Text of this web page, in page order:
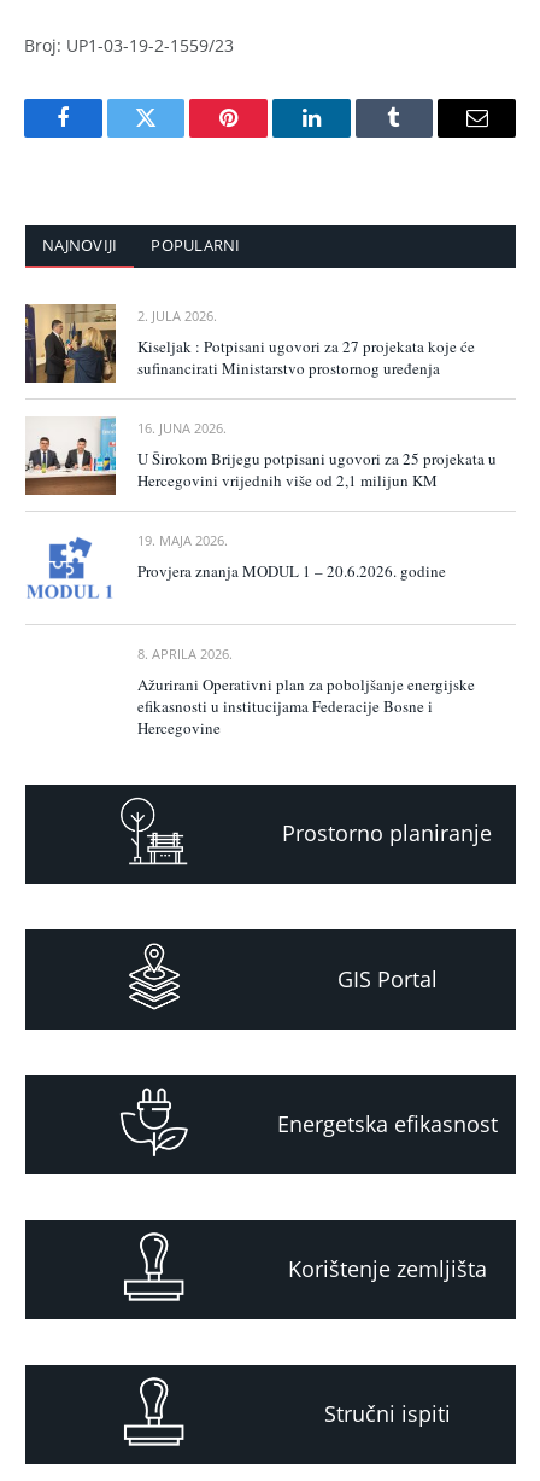
Broj: UP1-03-19-2-1559/23
FacebookTwitter Pinterest LinkedInTumblr Email
NAJNOVIJI POPULARNI
2. JULA 2026.
Kiseljak : Potpisani ugovori za 27 projekata koje će
sufinancirati Ministarstvo prostornog uređenja
16. JUNA 2026.
U Širokom Brijegu potpisani ugovori za 25 projekata u
Hercegovini vrijednih više od 2,1 milijun KM
19. MAJA 2026.
Provjera znanja MODUL 1 – 20.6.2026. godine
8. APRILA 2026.
Ažurirani Operativni plan za poboljšanje energijske
efikasnosti u institucijama Federacije Bosne i
Hercegovine
Prostorno planiranje
GIS Portal
Energetska efikasnost
Korištenje zemljišta
Stručni ispiti